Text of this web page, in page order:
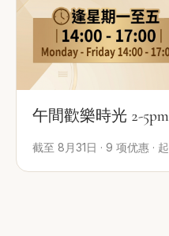
午間歡樂時光 2-5pm
截至 8月31日 · 9 项优惠 · 起